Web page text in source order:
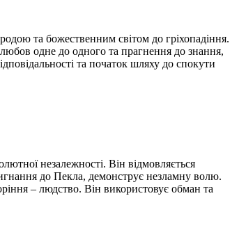
та божественним світом до гріхопадіння.
одне до одного та прагнення до знання,
та початок шляху до спокути
незалежності. Він відмовляється
до Пекла, демонструє незламну волю.
– людство. Він використовує обман та